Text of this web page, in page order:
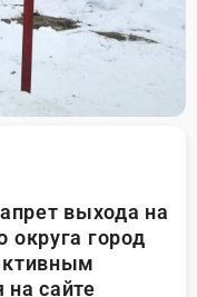
выхода на
округа город
сайте